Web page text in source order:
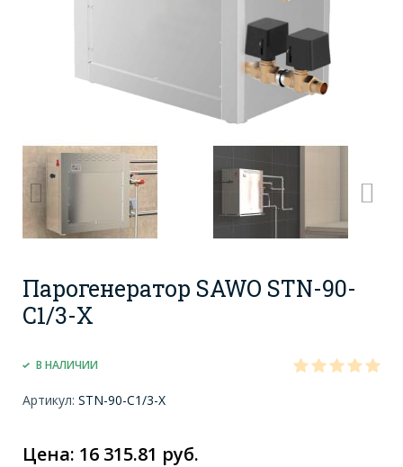
Парогенератор SAWO STN-90-
C1/3-X
В НАЛИЧИИ
Артикул: STN-90-C1/3-X
Цена: 16 315.81 руб.